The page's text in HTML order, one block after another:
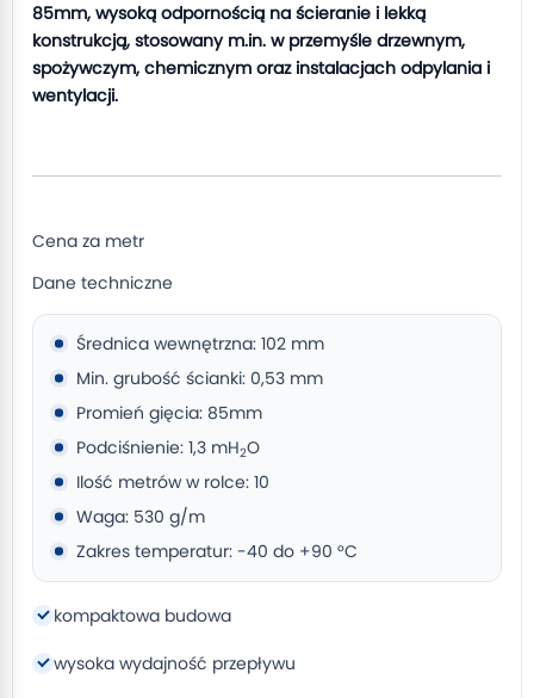
85mm, wysoką odpornością na ścieranie i lekką
konstrukcją, stosowany m.in. w przemyśle drzewnym,
spożywczym, chemicznym oraz instalacjach odpylania i
wentylacji.
Cena za metr
Dane techniczne
Średnica wewnętrzna: 102 mm
Min. grubość ścianki: 0,53 mm
Promień gięcia: 85mm
Podciśnienie: 1,3 mH2O
Ilość metrów w rolce: 10
Waga: 530 g/m
Zakres temperatur: -40 do +90 °C
kompaktowa budowa
wysoka wydajność przepływu